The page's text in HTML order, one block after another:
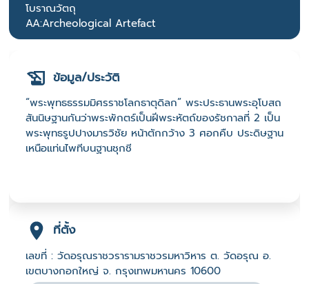
โบราณวัตถุ
AA:Archeological Artefact
ข้อมูล/ประวัติ
“พระพุทธธรรมมิศรราชโลกธาตุดิลก” พระประธานพระอุโบสถ
สันนิษฐานกันว่าพระพักตร์เป็นฝีพระหัตถ์ของรัชกาลที่ 2 เป็น
พระพุทธรูปปางมารวิชัย หน้าตักกว้าง 3 ศอกคืบ ประดิษฐาน
เหนือแท่นไพทีบนฐานชุกชี
ที่ตั้ง
เลขที่ : วัดอรุณราชวรารามราชวรมหาวิหาร ต. วัดอรุณ อ.
เขตบางกอกใหญ่ จ. กรุงเทพมหานคร 10600